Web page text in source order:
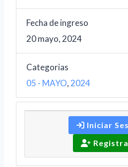
Fecha de ingreso
20 mayo, 2024
Categorias
05 - MAYO, 2024
Iniciar